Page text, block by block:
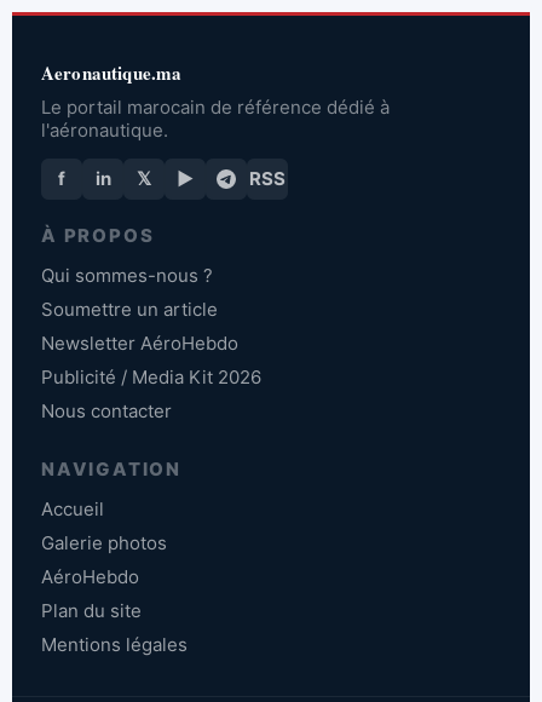
Aeronautique.ma
Le portail marocain de référence dédié à
l'aéronautique.
f in 𝕏 ▶ RSS
À PROPOS
Qui sommes-nous ?
Soumettre un article
Newsletter AéroHebdo
Publicité / Media Kit 2026
Nous contacter
NAVIGATION
Accueil
Galerie photos
AéroHebdo
Plan du site
Mentions légales